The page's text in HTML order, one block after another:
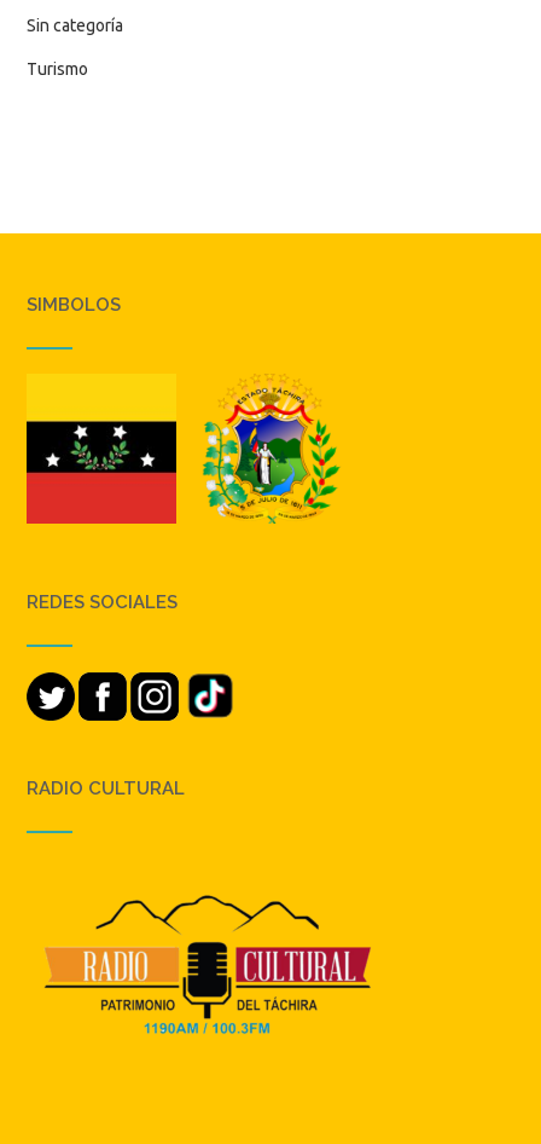
Sin categoría
Turismo
SIMBOLOS
REDES SOCIALES
RADIO CULTURAL